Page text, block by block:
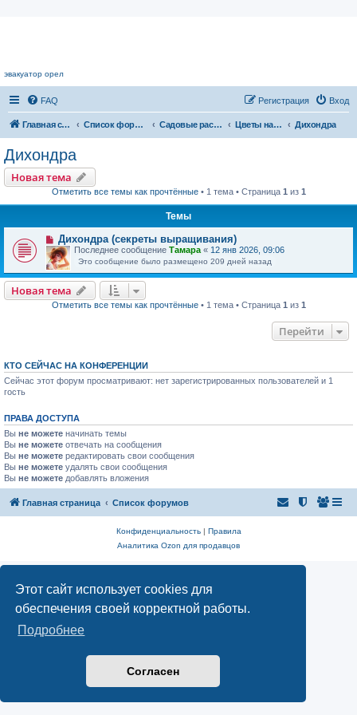
Этот сайт использует cookies для
обеспечения своей корректной работы.
Подробнее
Согласен
эвакуатор орел
FAQ Вход
Регистрация
Главная страница Список форумов Садовые растения Цветы нашего сада Дихондра
Дихондра
Новая тема
Отметить все темы как прочтённые• 1 тема • Страница 1 из 1
Темы
Дихондра (секреты выращивания)
Последнее сообщение Тамара « 12 янв 2026, 09:06
Это сообщение было размещено 209 дней назад
Новая тема
Отметить все темы как прочтённые• 1 тема • Страница 1 из 1
Перейти
КТО СЕЙЧАС НА КОНФЕРЕНЦИИ
Сейчас этот форум просматривают: нет зарегистрированных пользователей и 1
гость
ПРАВА ДОСТУПА
Вы не можете начинать темы
Вы не можете отвечать на сообщения
Вы не можете редактировать свои сообщения
Вы не можете удалять свои сообщения
Вы не можете добавлять вложения
Главная страница Список форумов
Конфиденциальность| Правила
Аналитика Ozon для продавцов